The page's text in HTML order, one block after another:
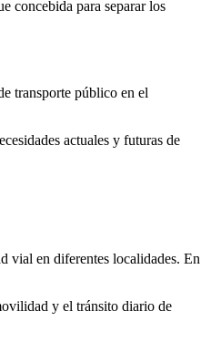
concebida para separar los
transporte público en el
actuales y futuras de
vial en diferentes localidades. En
y el tránsito diario de